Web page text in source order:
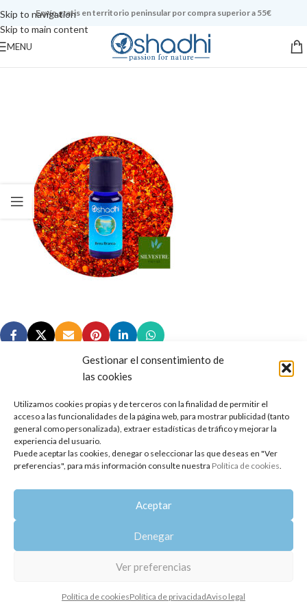
Gestionar el consentimiento de
las cookies
Utilizamos cookies propias y de terceros con la finalidad de permitir el
acceso a las funcionalidades de la página web, para mostrar publicidad (tanto
general como personalizada), extraer estadísticas de tráfico y mejorar la
experiencia del usuario.
Puede aceptar las cookies, denegar o seleccionar las que deseas en "Ver
preferencias", para más información consulte nuestra Política de cookies.
Aceptar
Denegar
Ver preferencias
Política de cookiesPolítica de privacidadAviso legal
Skip to navigation
Skip to main content
Envío gratis en territorio peninsular por compra superior a 55€
MENU
Copyright 2014-2025 Oshadhi España
Todos los derechos reservados.
Política de privacidad | Aviso legal | Política de cookies